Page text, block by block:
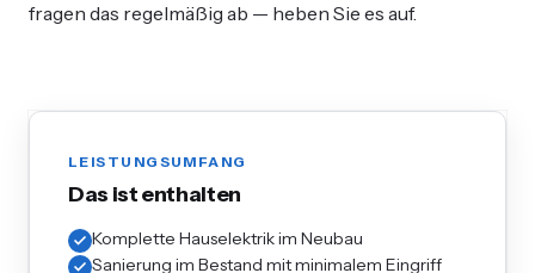
fragen das regelmäßig ab — heben Sie es auf.
LEISTUNGSUMFANG
Das ist enthalten
Komplette Hauselektrik im Neubau
Sanierung im Bestand mit minimalem Eingriff